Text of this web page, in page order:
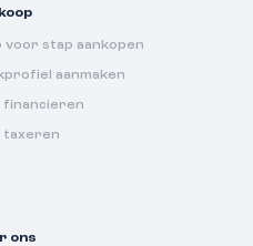
voor stap aankopen
aanmaken
financieren
taxeren
ons